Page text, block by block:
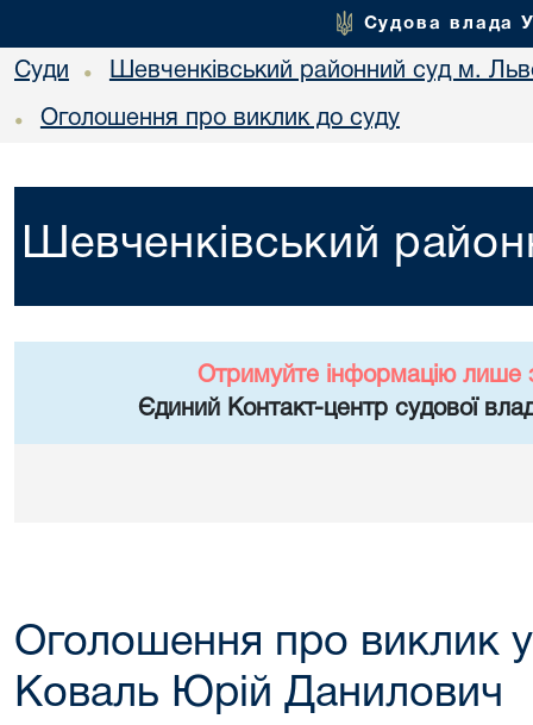
Судова влада
Суди • Шевченківський районний суд м.
• Оголошення про виклик до суду
Шевченківський
Отримуйте інформацію лише
Єдиний Контакт-центр судової
Оголошення про виклик у
Коваль Юрій Данилович